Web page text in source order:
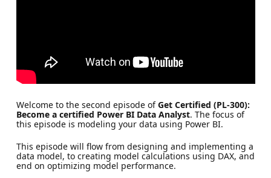
Welcome to the second episode ofGet Certified (PL-300):
Become a certified Power BI Data Analyst. The focus of
this episode is modeling your data using Power BI.
This episode will flow from designing and implementing a
data model, to creating model calculations using DAX, and
end on optimizing model performance.